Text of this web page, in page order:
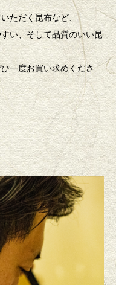
ただく昆布など、
い、そして品質のいい昆
一度お買い求めくださ